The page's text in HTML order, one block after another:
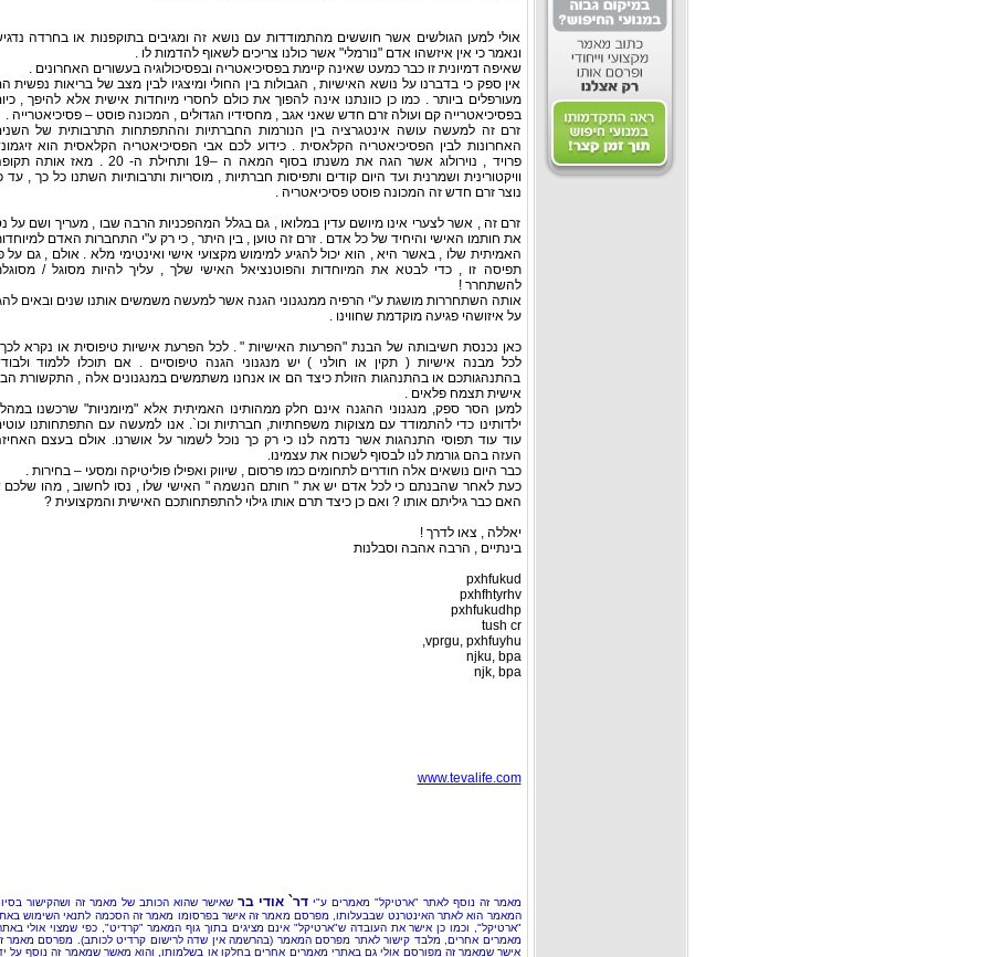
אולי למען הגולשים אשר חוששים מהתמודדות עם נושא זה ומגיבים בתוקפנות או בחרדה
ונאמר כי אין איזשהו אדם "נורמלי" אשר כולנו צריכים לשאוף להדמות לו .
שאיפה דמיונית זו כבר כמעט שאינה קיימת בפסיכיאטריה ובפסיכולוגיה בעשורים האחרונים .
אין ספק כי בדברנו על נושא האישיות , הגבולות בין החולי ומיצגיו לבין מצב של בריאות נפשית
מעורפלים ביותר . כמו כן כוונתנו אינה להפוך את כולם לחסרי מיוחדות אישית אלא להיפך ,
בפסיכיאטרייה קם ועולה זרם חדש שאני אגב , מחסידיו הגדולים , המכונה פוסט – פסיכיאטרייה .
זרם זה למעשה עושה אינטגרציה בין הנורמות החברתיות וההתפתחות התרבותית של
האחרונות לבין הפסיכיאטריה הקלאסית . כידוע לכם אבי הפסיכיאטריה הקלאסית הוא
פרויד , נוירולוג אשר הגה את משנתו בסוף המאה ה –19 ותחילת ה- 20 . מאז
וויקטורינית ושמרנית ועד היום קודים ותפיסות חברתיות , מוסריות ותרבותיות השתנו כל כך , עד
נוצר זרם חדש זה המכונה פוסט פסיכיאטריה .
זרם זה , אשר לצערי אינו מיושם עדין במלואו , גם בגלל המהפכניות הרבה שבו , מעריך ושם על
את חותמו האישי והיחיד של כל אדם . זרם זה טוען , בין היתר , כי רק ע"י התחברות האדם
האמיתית שלו , באשר היא , הוא יכול להגיע למימוש מקצועי אישי ואינטימי מלא . אולם , גם על
תפיסה זו , כדי לבטא את המיוחדות והפוטנציאל האישי שלך , עליך להיות מסוגל /
להשתחרר !
אותה השתחררות מושגת ע"י הרפיה ממנגנוני הגנה אשר למעשה משמשים אותנו שנים ובאים
על איזושהי פגיעה מוקדמת שחווינו .
כאן נכנסת חשיבותה של הבנת "הפרעות האישיות " . לכל הפרעת אישיות טיפוסית או נקרא
לכל מבנה אישיות ( תקין או חולני ) יש מנגנוני הגנה טיפוסיים . אם תוכלו ללמוד
בהתנהגותכם או בהתנהגות הזולת כיצד הם או אנחנו משתמשים במנגנונים אלה , התקשורת
אישית תצמח פלאים .
למען הסר ספק, מנגנוני ההגנה אינם חלק ממהותינו האמיתית אלא "מיומניות" שרכשנו
ילדותינו כדי להתמודד עם מצוקות משפחתיות, חברתיות וכו`. אנו למעשה עם התפתחותנו
עוד עוד תפוסי התנהגות אשר נדמה לנו כי רק כך נוכל לשמור על אושרנו. אולם בעצם
העזה בהם גורמת לנו לבסוף לשכוח את עצמינו.
כבר היום נושאים אלה חודרים לתחומים כמו פרסום , שיווק ואפילו פוליטיקה ומסעי – בחירות .
כעת לאחר שהבנתם כי לכל אדם יש את " חותם הנשמה " האישי שלו , נסו לחשוב , מהו שלכם
האם כבר גיליתם אותו ? ואם כן כיצד תרם אותו גילוי להתפתחותכם האישית והמקצועית ?
יאללה , צאו לדרך !
בינתיים , הרבה אהבה וסבלנות
pxhfukud
pxhfhtyrhv
pxhfukudhp
tush cr
vprgu, pxhfuyhu,
njku, bpa
njk, bpa
www.tevalife.com
מאמר זה נוסף לאתר "ארטיקל" מאמרים ע"ידר` אודי ברשאישר שהוא הכותב של מאמר זה ושהקישור
המאמר הוא לאתר האינטרנט שבבעלותו, מפרסם מאמר זה אישר בפרסומו מאמר זה הסכמה לתנאי השימוש
"ארטיקל", וכמו כן אישר את העובדה ש"ארטיקל" אינם מציגים בתוך גוף המאמר "קרדיט", כפי שמצוי אולי
מאמרים אחרים, מלבד קישור לאתר מפרסם המאמר (בהרשמה אין שדה לרישום קרדיט לכותב). מפרסם מאמר
אישר שמאמר זה מפורסם אולי גם באתרי מאמרים אחרים בחלקו או בשלמותו, והוא מאשר שמאמר זה נוסף על